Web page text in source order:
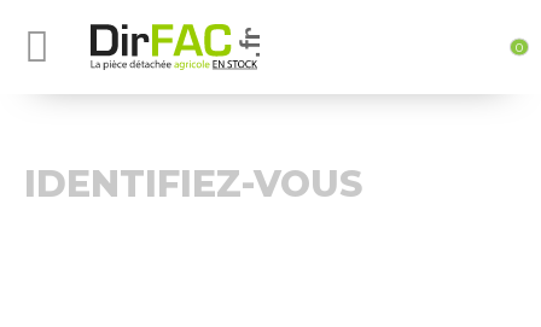
0
IDENTIFIEZ-VOUS